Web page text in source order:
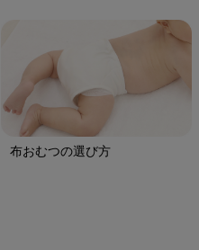
布おむつの選び方